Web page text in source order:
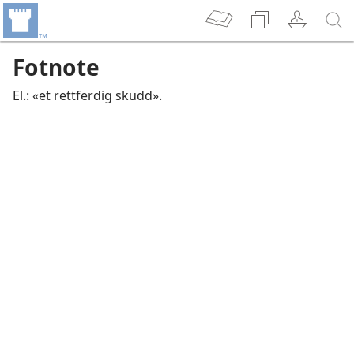
Fotnote
El.: «et rettferdig skudd».